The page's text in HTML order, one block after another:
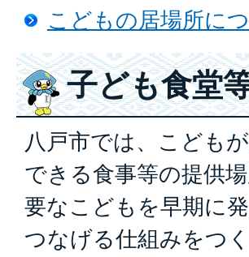
こどもの居場所に
子ども食堂
八戸市では、こども
できる食事等の提供
要なこどもを早期に
つなげる仕組みをつ